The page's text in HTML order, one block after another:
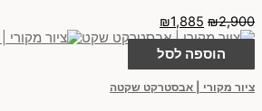
₪2,900
₪1,885
הוספה לסל
ציור מקורי | אבסטרקט שקטה